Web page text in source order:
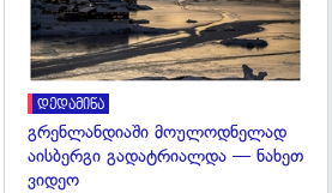
დედამიწა
გრენლანდიაში მოულოდნელად
აისბერგი გადატრიალდა — ნახეთ
ვიდეო